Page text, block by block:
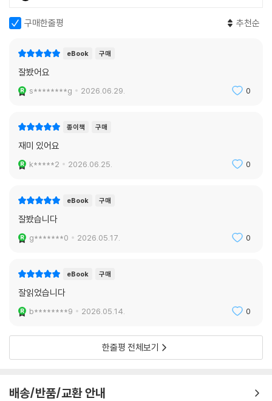
구매한줄평 추천순
eBook 구매
잘봤어요
s********g 2026.06.29. 0
종이책 구매
재미 있어요
k*****2 2026.06.25. 0
eBook 구매
잘봤습니다
g*******0 2026.05.17. 0
eBook 구매
잘읽었습니다
b********9 2026.05.14. 0
한줄평 전체보기
배송/반품/교환 안내